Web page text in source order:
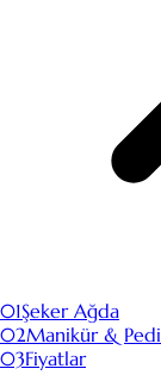
01Şeker Ağda
02Manikür &
03Fiyatlar